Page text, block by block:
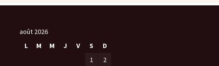
août 2026
L
M M J V S
D
1
2